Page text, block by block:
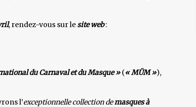
, rendez-vous sur lesite web:
du Carnaval et du Masque »(« MÜM »),
l’exceptionnelle collection demasques à